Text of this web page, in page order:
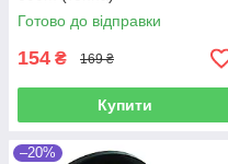
Готово до відправки
154 ₴ 169 ₴
Купити
–20%